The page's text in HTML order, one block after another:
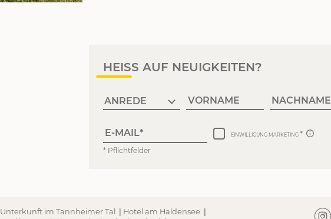
HEISS AUF NEUIGKEITEN?
VORNAME NACHNAME
E-MAIL EINWILLIGUNG MARKETING
* Pflichtfelder
Unterkunft im Tannheimer Tal Hotel am Haldensee